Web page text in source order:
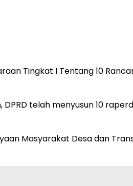
Tingkat I Tentang 10
telah menyusun 10
Masyarakat Desa dan